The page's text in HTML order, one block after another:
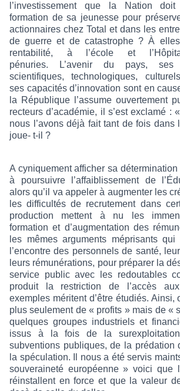
l’investissement que la Nation
formation de sa jeunesse pour
actionnaires chez Total et dans les
de guerre et de catastrophe ? À
rentabilité, à l’école et
pénuries. L’avenir du pays, ses
scientifiques, technologiques,
ses capacités d’innovation sont en
la République l’assume ouvertement
recteurs d’académie, il s’est exclamé :
nous l’avons déjà fait tant de fois dans
joue- t-il ?
A cyniquement afficher sa
à poursuivre l’affaiblissement de
alors qu’il va appeler à augmenter les
les difficultés de recrutement dans
production mettent à nu les
formation et d’augmentation des
les mêmes arguments méprisants
l’encontre des personnels de santé,
leurs rémunérations, pour préparer la
service public avec les redoutables
produit la restriction de l’accès
exemples méritent d’être étudiés. Ainsi,
plus seulement de « profits » mais de «
quelques groupes industriels et
issus à la fois de la
subventions publiques, de la prédation
la spéculation. Il nous a été servis
souveraineté européenne » voici que
réinstallent en force et que la valeur